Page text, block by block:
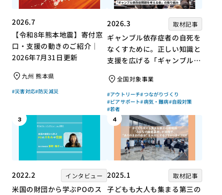
2026.7
【令和8年熊本地震】寄付窓
口・支援の動きのご紹介｜
2026年7月31日更新
九州 熊本県
#災害対応#防災減災
2026.3 取材記事
ギャンブル依存症者の自死を
なくすために。正しい知識と
支援を広げる「ギャンブル依
組み全国対象事業
#アウトリーチ#つながりづくり
#ピアサポート#病気・難病#自殺対策
#若者
3
2022.2 インタビュー
米国の財団から学ぶPOのス
4
2025.1 取材記事
子どもも大人も集まる第三の